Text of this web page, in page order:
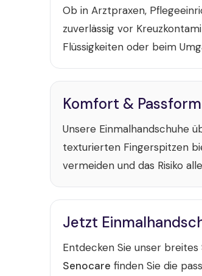
Ob in Arztpraxen,
zuverlässig vor
Flüssigkeiten oder beim
Komfort & Passform
Unsere Einmalhandschuhe
texturierten Fingerspitzen
vermeiden und das Risiko
Jetzt
Entdecken Sie unser
Senocare finden Sie die